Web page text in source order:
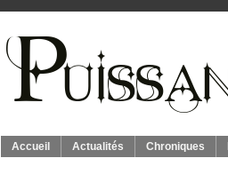
Accueil Actualités Chroniques